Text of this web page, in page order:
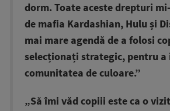
dorm. Toate aceste drepturi
de mafia Kardashian, Hulu și
mai mare agendă de a folosi
selecționați strategic, pentru a
comunitatea de culoare.”
„Să îmi văd copiii este ca o